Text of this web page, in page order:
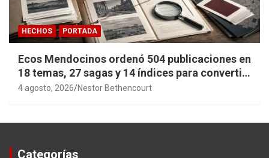
HECHOS PORTADA
Ecos Mendocinos ordenó 504 publicaciones en
18 temas, 27 sagas y 14 índices para convertir
años de investigación en memoria pública
4 agosto, 2026 Nestor Bethencourt
Categorías